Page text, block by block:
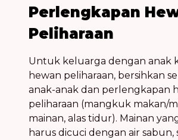
Perlengkapan
Peliharaan
Untuk keluarga dengan anak
hewan peliharaan, bersihkan
anak-anak dan perlengkapan
peliharaan (mangkuk makan/
mainan, alas tidur). Mainan
harus dicuci dengan air sabun,